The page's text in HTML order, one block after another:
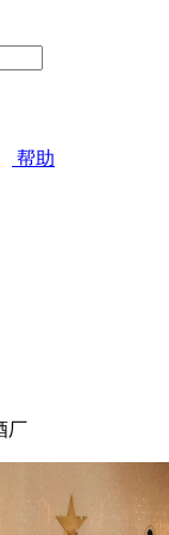
帮助
厂